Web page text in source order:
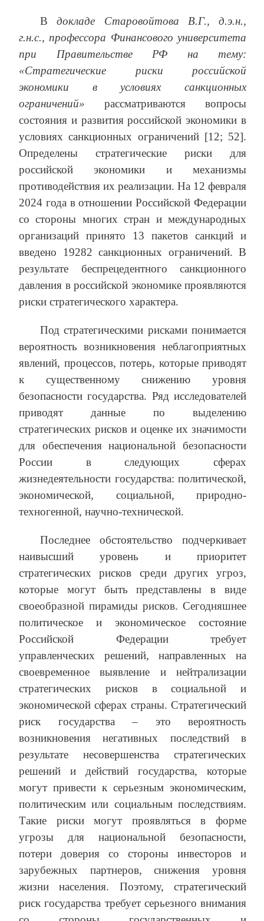
Вдокладе Старовойтова В.Г., д.э.н.,
г.н.с., профессора Финансового университета
при Правительстве РФ на тему:
«Стратегические риски российской
экономики в условиях санкционных
ограничений» рассматриваются вопросы
состояния и развития российской экономики в
условиях санкционных ограничений [12; 52].
Определены стратегические риски для
российской экономики и механизмы
противодействия их реализации. На 12 февраля
2024 года в отношении Российской Федерации
со стороны многих стран и международных
организаций принято 13 пакетов санкций и
введено 19282 санкционных ограничений. В
результате беспрецедентного санкционного
давления в российской экономике проявляются
риски стратегического характера.
Под стратегическими рисками понимается
вероятность возникновения неблагоприятных
явлений, процессов, потерь, которые приводят
к существенному снижению уровня
безопасности государства. Ряд исследователей
приводят данные по выделению
стратегических рисков и оценке их значимости
для обеспечения национальной безопасности
России в следующих сферах
жизнедеятельности государства: политической,
экономической, социальной, природно-
техногенной, научно-технической.
Последнее обстоятельство подчеркивает
наивысший уровень и приоритет
стратегических рисков среди других угроз,
которые могут быть представлены в виде
своеобразной пирамиды рисков. Сегодняшнее
политическое и экономическое состояние
Российской Федерации требует
управленческих решений, направленных на
своевременное выявление и нейтрализации
стратегических рисков в социальной и
экономической сферах страны. Стратегический
риск государства – это вероятность
возникновения негативных последствий в
результате несовершенства стратегических
решений и действий государства, которые
могут привести к серьезным экономическим,
политическим или социальным последствиям.
Такие риски могут проявляться в форме
угрозы для национальной безопасности,
потери доверия со стороны инвесторов и
зарубежных партнеров, снижения уровня
жизни населения. Поэтому, стратегический
риск государства требует серьезного внимания